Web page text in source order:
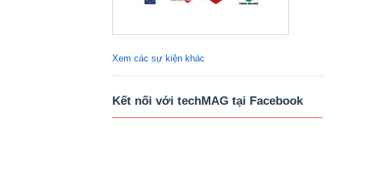
Xem các sự kiện khác
Kết nối với techMAG tại Facebook